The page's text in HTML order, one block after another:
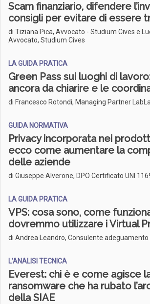
Scam finanziario, difendere
consigli per evitare di essere
di Tiziana Pica, Avvocato - Studium Cives e
Avvocato, Studium Cives
LA GUIDA PRATICA
Green Pass sui luoghi di
ancora da chiarire e le
di Francesco Rotondi, Managing Partner
GUIDA NORMATIVA
Privacy incorporata nei
ecco come aumentare la
delle aziende
di Giuseppe Alverone, DPO Certificato UNI
LA GUIDA PRATICA
VPS: cosa sono, come
dovremmo utilizzare i Virtual
di Andrea Leandro, Consulente adeguamento
L'ANALISI TECNICA
Everest: chi è e come agisce
ransomware che ha rubato
della SIAE